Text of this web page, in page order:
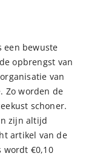
een bewuste
opbrengst van
van
Zo worden de
schoner.
zijn altijd
artikel van de
wordt €0,10